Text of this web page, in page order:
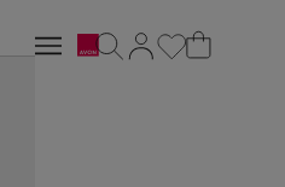
Avon
Navigationsmenü öffnen
Suche öffnen